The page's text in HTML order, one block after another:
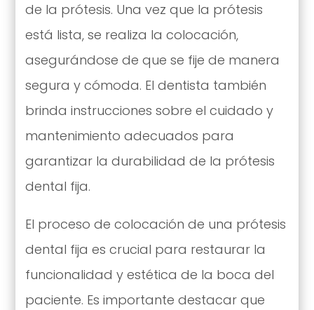
de la prótesis. Una vez que la prótesis
está lista, se realiza la colocación,
asegurándose de que se fije de manera
segura y cómoda. El dentista también
brinda instrucciones sobre el cuidado y
mantenimiento adecuados para
garantizar la durabilidad de la prótesis
dental fija.
El proceso de colocación de una prótesis
dental fija es crucial para restaurar la
funcionalidad y estética de la boca del
paciente. Es importante destacar que